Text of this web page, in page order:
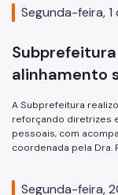
Segunda-feira,
alinhamento
A Subprefeitura
reforçando diretrizes
pessoais, com
coordenada pela Dra.
Segunda-feira,